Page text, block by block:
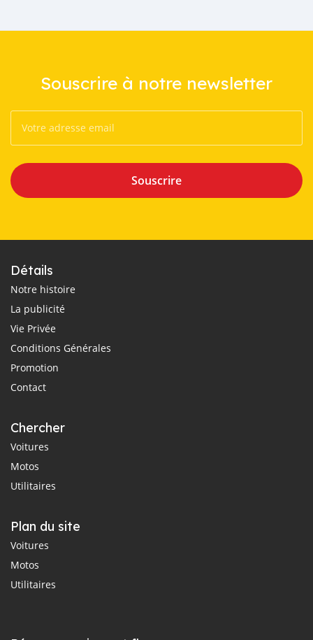
Souscrire à notre newsletter
Souscrire
Détails
Notre histoire
La publicité
Vie Privée
Conditions Générales
Promotion
Contact
Chercher
Voitures
Motos
Utilitaires
Plan du site
Voitures
Motos
Utilitaires